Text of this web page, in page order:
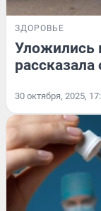
ЗДОРОВЬЕ
Уложились
30 октября, 2025,